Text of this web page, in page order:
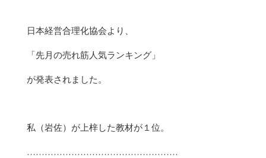
日本経営合理化協会より、
「先月の売れ筋人気ランキング」
が発表されました。
私（岩佐）が上梓した教材が１位。
……………………………………………